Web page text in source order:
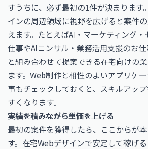
すうちに、必ず最初の1件が決まります
インの周辺領域に視野を広げると案件
えます。たとえばAI・マーケティング・
仕事やAIコンサル・業務活用支援のお
と組み合わせて提案できる在宅向けの
ます。Web制作と相性のよいアプリケ
事もチェックしておくと、スキルアッ
すくなります。
実績を積みながら単価を上げる
最初の案件を獲得したら、ここからが
す。在宅Webデザインで安定して稼げる